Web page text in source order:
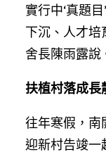
實行中‘真題
下沉、人才培
舍長陳雨露說
扶植村落成長
往年寒假，南
迎新村告竣一